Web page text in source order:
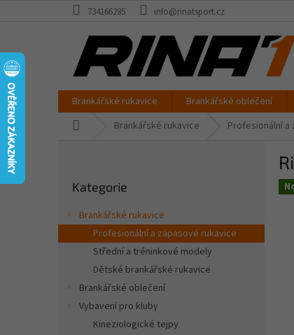
734166285 info@rinatsport.cz
Brankářské rukavice Brankářské oblečení
Brankářské rukavice Profesionální a
a
n
kategorie
Kategorie
Brankářské rukavice
Profesionální a zápasové rukavice
Střední a tréninkové modely
Dětské brankářské rukavice
Brankářské oblečení
Vybavení pro kluby
Kineziologické tejpy